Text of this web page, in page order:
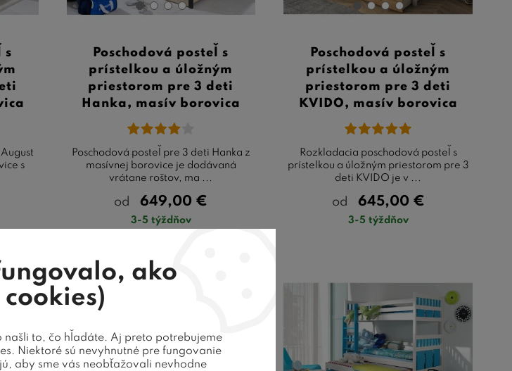
s
s
Poschodová posteľ s
prístelkou a úložným
priestorom pre 3 deti
Hanka, masív borovica
Poschodová posteľ pre 3 deti Hanka z
masívnej borovice je dodávaná
vrátane roštov, ma ...
od 649,00 €
3-5 týždňov
Poschodová posteľ s
prístelkou a úložným
priestorom pre 3 deti
KVIDO, masív borovica
Rozkladacia poschodová posteľ s
prístelkou a úložným priestorom pre 3
deti KVIDO je v ...
od 645,00 €
3-5 týždňov
ako
cookies)
našli to, čo hľadáte. Aj preto potrebujeme
Niektoré sú nevyhnutné pre fungovanie
aby sme vás neobťažovali nevhodne